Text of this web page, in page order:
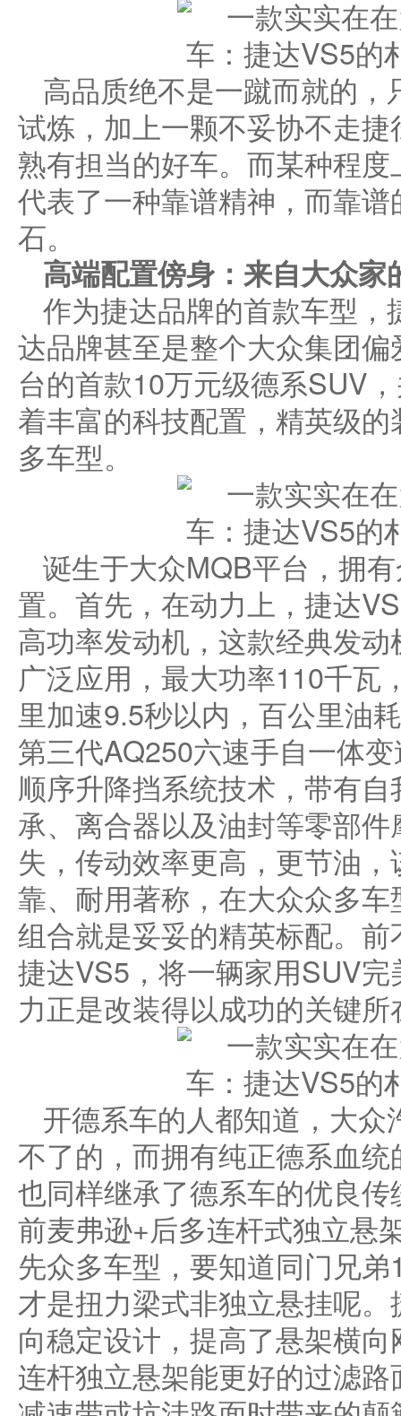
高品质绝不是一蹴而就的
试炼，加上一颗不妥协不走
熟有担当的好车。而某种程
代表了一种靠谱精神，而靠
石。
高端配置傍身 ： 来自大众家
作为捷达品牌的首款车型
达品牌甚至是整个大众集团
台的首款10万元级德系SUV
着丰富的科技配置，精英级
多车型。
诞生于大众MQB平台，拥
置。首先，在动力上，捷达
高功率发动机，这款经典发
广泛应用，最大功率110千瓦
里加速9.5秒以内，百公里油
第三代AQ250六速手自一体
顺序升降挡系统技术，带有
承、离合器以及油封等零部
失，传动效率更高，更节油
靠、耐用著称，在大众众多
组合就是妥妥的精英标配。
捷达VS5，将一辆家用SUV
力正是改装得以成功的关键所
开德系车的人都知道，大
不了的，而拥有纯正德系血
也同样继承了德系车的优良
前麦弗逊+后多连杆式独立悬
先众多车型，要知道同门兄
才是扭力梁式非独立悬挂呢
向稳定设计，提高了悬架横
连杆独立悬架能更好的过滤